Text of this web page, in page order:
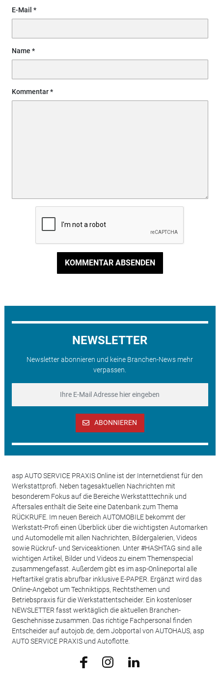
E-Mail
Name
Kommentar
KOMMENTAR ABSENDEN
NEWSLETTER
Newsletter abonnieren und keine Branchen-News mehr
verpassen.
ABONNIEREN
asp AUTO SERVICE PRAXIS Online ist der Internetdienst für den
Werkstattprofi. Neben tagesaktuellen Nachrichten mit
besonderem Fokus auf die Bereiche Werkstatttechnik und
Aftersales enthält die Seite eine Datenbank zum Thema
RÜCKRUFE. Im neuen Bereich AUTOMOBILE bekommt der
Werkstatt-Profi einen Überblick über die wichtigsten Automarken
und Automodelle mit allen Nachrichten, Bildergalerien, Videos
sowie Rückruf- und Serviceaktionen. Unter #HASHTAG sind alle
wichtigen Artikel, Bilder und Videos zu einem Themenspecial
zusammengefasst. Außerdem gibt es im asp-Onlineportal alle
Heftartikel gratis abrufbar inklusive E-PAPER. Ergänzt wird das
Online-Angebot um Techniktipps, Rechtsthemen und
Betriebspraxis für die Werkstattentscheider. Ein kostenloser
NEWSLETTER fasst werktäglich die aktuellen Branchen-
Geschehnisse zusammen. Das richtige Fachpersonal finden
Entscheider auf autojob.de, dem Jobportal von AUTOHAUS, asp
AUTO SERVICE PRAXIS und Autoflotte.